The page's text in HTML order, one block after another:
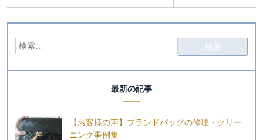
最新の記事
【お客様の声】ブランドバッグの修理・クリー
ニング事例集